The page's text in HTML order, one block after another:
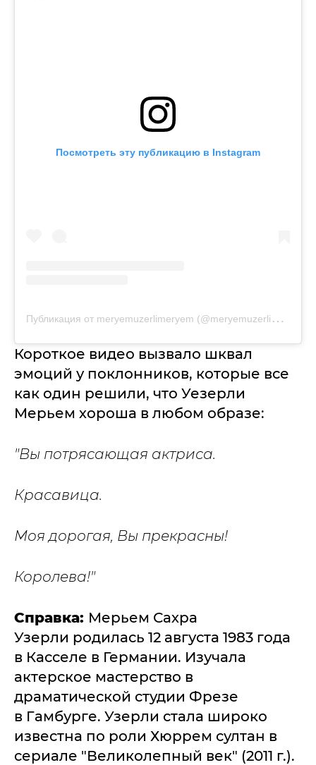
Посмотреть эту публикацию в Instagram
П
убликация от meryemuzerlimeryem (@meryemuzerlimeryem)
Короткое видео вызвало шквал
эмоций у поклонников, которые все
как один решили, что Уезерли
Мерьем хороша в любом образе:
"Вы потрясающая актриса.
Красавица.
Моя дорогая, Вы прекрасны!
Королева!"
Справка: Мерьем Сахра
Узерли родилась 12 августа 1983 года
в Касселе в Германии. Изучала
актерское мастерство в
драматической студии Фрезе
в Гамбурге. Узерли стала широко
известна по роли Хюррем султан в
сериале "Великолепный век" (2011 г.).